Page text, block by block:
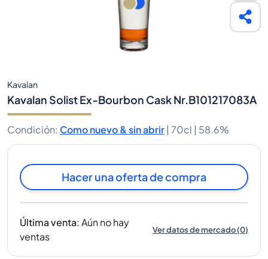
Kavalan
Kavalan Solist Ex-Bourbon Cask Nr.B101217083A
Condición: Como nuevo & sin abrir | 70cl | 58.6%
Hacer una oferta de compra
Última venta:Aún no hay
ventas
Ver datos de mercado(0)